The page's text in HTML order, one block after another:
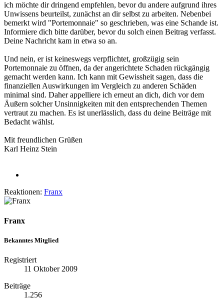
ich möchte dir dringend empfehlen, bevor du andere aufgrund ihres
Unwissens beurteilst, zunächst an dir selbst zu arbeiten. Nebenbei
bemerkt wird "Portemonnaie" so geschrieben, was eine Schande ist.
Informiere dich bitte darüber, bevor du solch einen Beitrag verfasst.
Deine Nachricht kam in etwa so an.
Und nein, er ist keineswegs verpflichtet, großzügig sein
Portemonnaie zu öffnen, da der angerichtete Schaden rückgängig
gemacht werden kann. Ich kann mit Gewissheit sagen, dass die
finanziellen Auswirkungen im Vergleich zu anderen Schäden
minimal sind. Daher appelliere ich erneut an dich, dich vor dem
Äußern solcher Unsinnigkeiten mit den entsprechenden Themen
vertraut zu machen. Es ist unerlässlich, dass du deine Beiträge mit
Bedacht wählst.
Mit freundlichen Grüßen
Karl Heinz Stein
Reaktionen: Franx
Franx
Bekanntes Mitglied
Registriert
11 Oktober 2009
Beiträge
1.256